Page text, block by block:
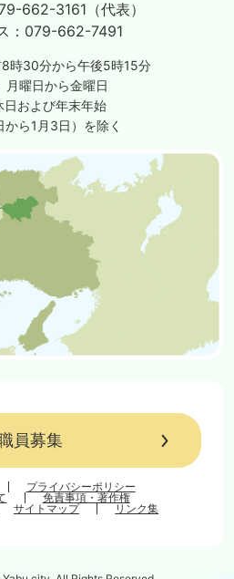
662-3161（代表）
： 079-662-7491
時30分から午後5時15分
月曜日から金曜日
日および年末年始
から1月3日）を除く
員募集
プライバシーポリシー
免責事項・著作権
サイトマップ リンク集